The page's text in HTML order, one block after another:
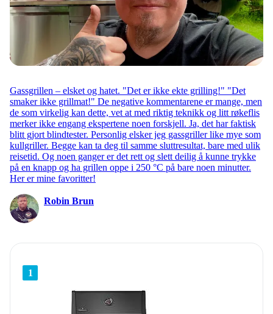
Gassgrillen – elsket og hatet. "Det er ikke ekte grilling!" "Det
smaker ikke grillmat!" De negative kommentarene er mange, men
de som virkelig kan dette, vet at med riktig teknikk og litt røkeflis
merker ikke engang ekspertene noen forskjell. Ja, det har faktisk
blitt gjort blindtester. Personlig elsker jeg gassgriller like mye som
kullgriller. Begge kan ta deg til samme sluttresultat, bare med ulik
reisetid. Og noen ganger er det rett og slett deilig å kunne trykke
på en knapp og ha grillen oppe i 250 °C på bare noen minutter.
Her er mine favoritter!
Robin Brun
1